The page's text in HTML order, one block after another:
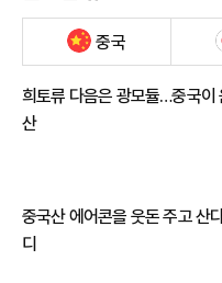
중국
희토류 다음은 광모듈…중국이
산
중국산 에어콘을 웃돈 주고 산
디